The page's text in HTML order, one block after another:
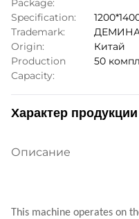
Package:
Specification:
Trademark:
Origin:
Китай
Production
Capacity:
50
Характер продукции
Описание
This machine operates on